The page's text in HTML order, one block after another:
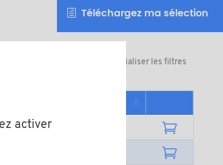
Téléchargez ma sélection
Réinitialiser les filtres
activer